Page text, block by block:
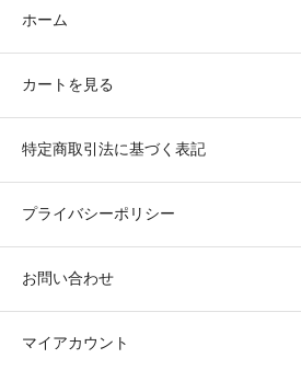
ホーム
カートを見る
特定商取引法に基づく表記
プライバシーポリシー
お問い合わせ
マイアカウント